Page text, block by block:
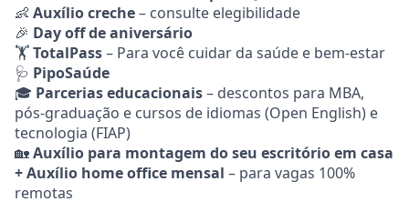
👶 Auxílio creche– consulte elegibilidade
🎉 Day off de aniversário
🏋️TotalPass– Para você cuidar da saúde e bem-estar
🩺 PipoSaúde
🎓 Parcerias educacionais– descontos para MBA,
pós-graduação e cursos de idiomas (Open English) e
tecnologia (FIAP)
🏡Auxílio para montagem do seu escritório em casa
+ Auxílio home office mensal – para vagas 100%
remotas